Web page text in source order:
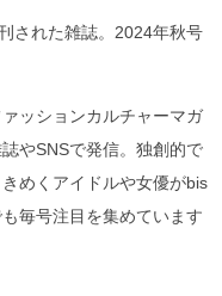
された雑誌。2024年秋号
ッションカルチャーマガ
やSNSで発信。独創的で
めくアイドルや女優がbis
毎号注目を集めています